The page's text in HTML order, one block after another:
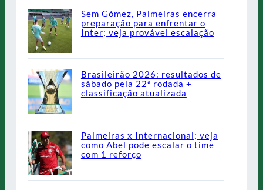
Sem Gómez, Palmeiras encerra
preparação para enfrentar o
Inter; veja provável escalação
Brasileirão 2026: resultados de
sábado pela 22ª rodada +
classificação atualizada
Palmeiras x Internacional; veja
como Abel pode escalar o time
com 1 reforço